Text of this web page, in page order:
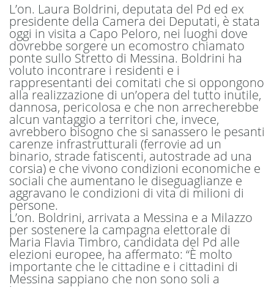
L’on. Laura Boldrini, deputata del Pd ed ex
presidente della Camera dei Deputati, è stata
oggi in visita a Capo Peloro, nei luoghi dove
dovrebbe sorgere un ecomostro chiamato
ponte sullo Stretto di Messina. Boldrini ha
voluto incontrare i residenti e i
rappresentanti dei comitati che si oppongono
alla realizzazione di un’opera del tutto inutile,
dannosa, pericolosa e che non arrecherebbe
alcun vantaggio a territori che, invece,
avrebbero bisogno che si sanassero le pesanti
carenze infrastrutturali (ferrovie ad un
binario, strade fatiscenti, autostrade ad una
corsia) e che vivono condizioni economiche e
sociali che aumentano le diseguaglianze e
aggravano le condizioni di vita di milioni di
persone.
L’on. Boldrini, arrivata a Messina e a Milazzo
per sostenere la campagna elettorale di
Maria Flavia Timbro, candidata del Pd alle
elezioni europee, ha affermato: “È molto
importante che le cittadine e i cittadini di
Messina sappiano che non sono soli a